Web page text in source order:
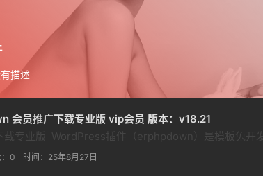
描述
会员推广下载专业版 vip会员 版本：v18.21
0 时间： 25年8月27日